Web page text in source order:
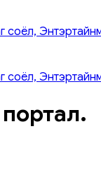
соёл,
соёл,